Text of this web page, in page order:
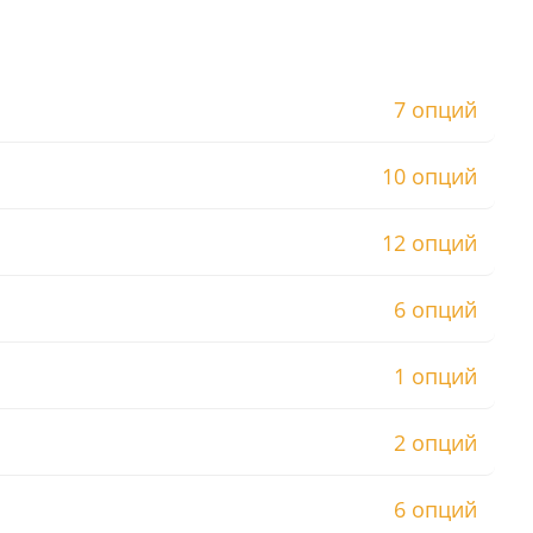
7 опций
10 опций
12 опций
6 опций
1 опций
2 опций
6 опций